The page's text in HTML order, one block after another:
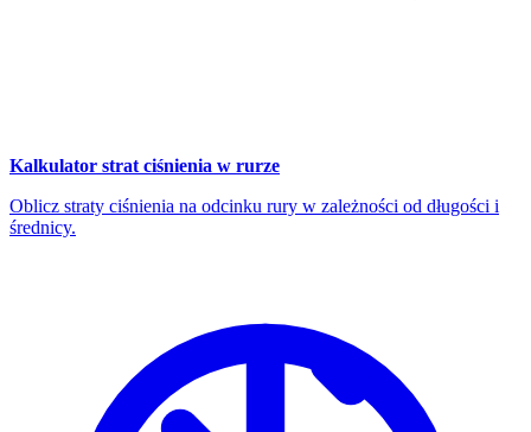
Kalkulator strat ciśnienia w rurze
Oblicz straty ciśnienia na odcinku rury w zależności od długości i
średnicy.